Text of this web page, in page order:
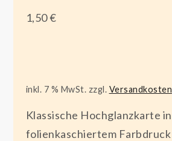
1,50€
inkl. 7 % MwSt. zzgl. Versandkosten
Klassische Hochglanzkarte in
folienkaschiertem Farbdruck